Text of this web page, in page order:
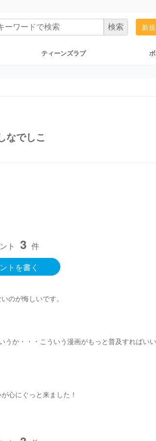
新
ティーンズラブ
なでしこ
ト 3 件
トを書く
のが悔しいです。
か・・・こういう漫画がもっと普及すればい
心にぐっと来ました！